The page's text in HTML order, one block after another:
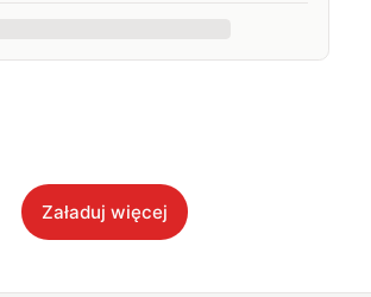
Załaduj więcej